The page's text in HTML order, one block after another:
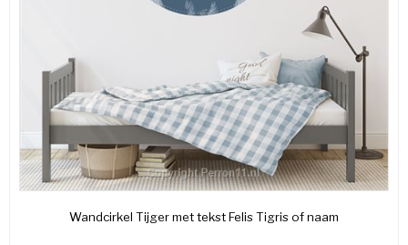
Wandcirkel Tijger met tekst Felis Tigris of naam